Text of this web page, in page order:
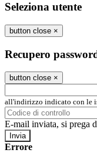
Seleziona utente
button close ×
Recupero
button close ×
all'indirizzo indicato con le
E-mail inviata, si prega
Errore